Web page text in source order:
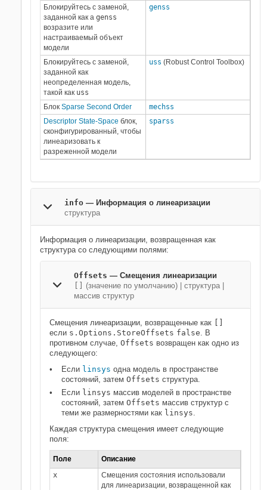
Блокируйтесь с заменой,
заданной как a genss
возразите или
настраиваемый объект
модели
genss
Блокируйтесь с заменой,
заданной как
неопределенная модель,
такой как uss
uss (Robust Control Toolbox)
Блок Sparse Second Order
mechss
Descriptor State-Space блок,
сконфигурированный, чтобы
линеаризовать к
разреженной модели
sparss
info — Информация о линеаризации
структура
Информация о линеаризации, возвращенная как
структура со следующими полями:
Offsets — Смещения линеаризации
[] (значение по умолчанию) | структура |
массив структур
Смещения линеаризации, возвращенные как []
если s.Options.StoreOffsets false . В
противном случае, Offsets возвращен как одно из
следующего:
Если linsys одна модель в пространстве
состояний, затем Offsets структура.
Если linsys массив моделей в пространстве
состояний, затем Offsets массив структур с
теми же размерностями как linsys
Каждая структура смещения имеет следующие
поля:
Поле
Описание
x
Смещения состояния использовали
для линеаризации, возвращенной как